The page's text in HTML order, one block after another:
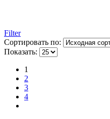
Filter
Сортировать по:
Показать:
1
2
3
4